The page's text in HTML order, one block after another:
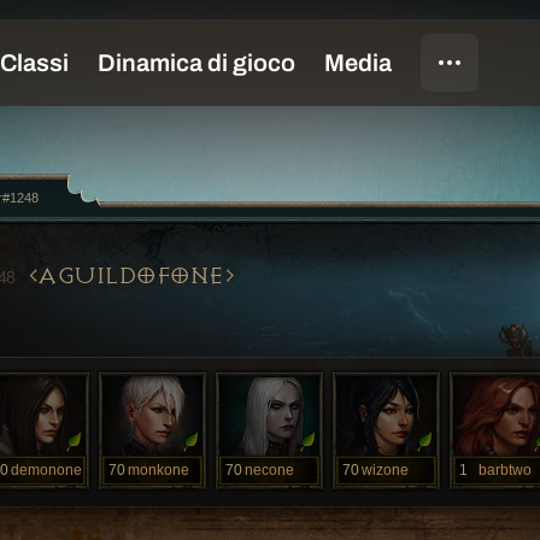
AGUILDOFONE
demonone 70monkone 70necone 70wizone 1 barbtwo